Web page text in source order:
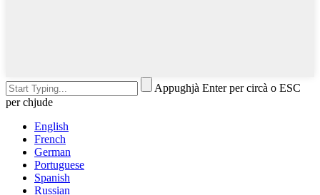
Appughjà Enter per circà o ESC
per chjude
English
French
German
Portuguese
Spanish
Russian